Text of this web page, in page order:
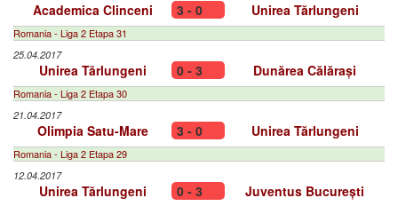
Academica Clinceni 3 - 0 Unirea Tărlungeni
Romania - Liga 2 Etapa 31
25.04.2017
Unirea Tărlungeni 0 - 3 Dunărea Călărași
Romania - Liga 2 Etapa 30
21.04.2017
Olimpia Satu-Mare 3 - 0 Unirea Tărlungeni
Romania - Liga 2 Etapa 29
12.04.2017
Unirea Tărlungeni 0 - 3 Juventus București